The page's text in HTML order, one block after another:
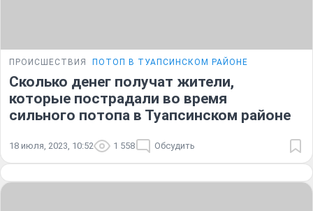
ПРОИСШЕСТВИЯ ПОТОП В ТУАПСИНСКОМ РАЙОНЕ
Сколько денег получат жители,
которые пострадали во время
сильного потопа в Туапсинском районе
18 июля, 2023, 10:52 1 558 Обсудить